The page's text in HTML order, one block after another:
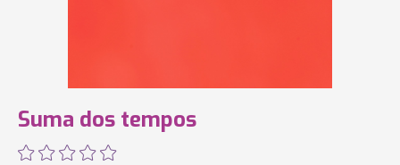
Suma dos tempos